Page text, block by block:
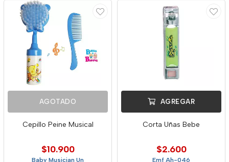
AGOTADO
Cepillo Peine Musical
$10.900
Baby Musician Un
AGREGAR
Corta Uñas Bebe
$2.600
Emf Ah-046